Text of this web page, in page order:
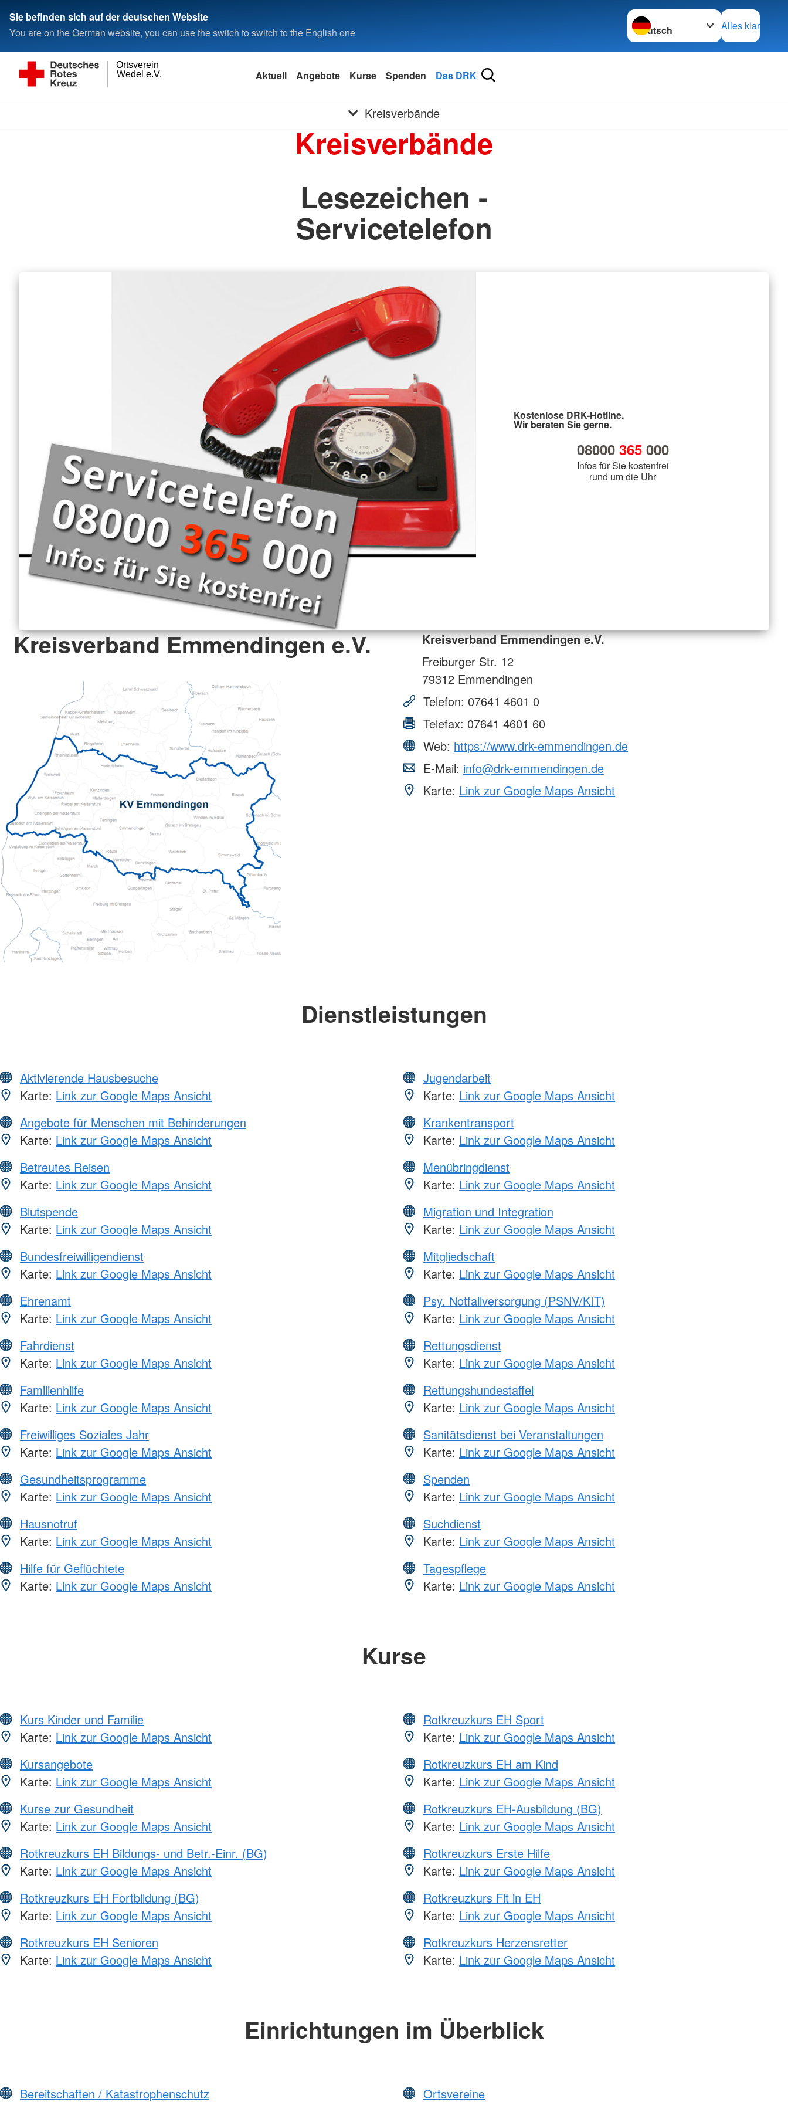
Sie befinden sich auf der deutschen Website
You are on the German website, you can use the switch to switch to the English one
Sprache wechseln zu
Alles klar
Wedel e.V.
Ortsverein
Aktuell Angebote Kurse Spenden Das DRK
Kreisverbände
Kreisverbände
Lesezeichen -
Servicetelefon
Kostenlose DRK-Hotline.
Wir beraten Sie gerne.
08000 365000
Infos für Sie kostenfrei
rund um die Uhr
Kreisverband Emmendingen e.V.
Kreisverband Emmendingen e.V.
Freiburger Str. 12
79312 Emmendingen
Telefon: 07641 4601 0
Telefax: 07641 4601 60
Web: https://www.drk-emmendingen.de
E-Mail: info@drk-emmendingen.de
Karte: Link zur Google Maps Ansicht
Dienstleistungen
Aktivierende Hausbesuche
Karte: Link zur Google Maps Ansicht
Angebote für Menschen mit Behinderungen
Karte: Link zur Google Maps Ansicht
Betreutes Reisen
Karte: Link zur Google Maps Ansicht
Blutspende
Karte: Link zur Google Maps Ansicht
Bundesfreiwilligendienst
Karte: Link zur Google Maps Ansicht
Ehrenamt
Karte: Link zur Google Maps Ansicht
Fahrdienst
Karte: Link zur Google Maps Ansicht
Familienhilfe
Karte: Link zur Google Maps Ansicht
Freiwilliges Soziales Jahr
Karte: Link zur Google Maps Ansicht
Gesundheitsprogramme
Karte: Link zur Google Maps Ansicht
Hausnotruf
Karte: Link zur Google Maps Ansicht
Hilfe für Geflüchtete
Karte: Link zur Google Maps Ansicht
Jugendarbeit
Karte: Link zur Google Maps Ansicht
Krankentransport
Karte: Link zur Google Maps Ansicht
Menübringdienst
Karte: Link zur Google Maps Ansicht
Migration und Integration
Karte: Link zur Google Maps Ansicht
Mitgliedschaft
Karte: Link zur Google Maps Ansicht
Psy. Notfallversorgung (PSNV/KIT)
Karte: Link zur Google Maps Ansicht
Rettungsdienst
Karte: Link zur Google Maps Ansicht
Rettungshundestaffel
Karte: Link zur Google Maps Ansicht
Sanitätsdienst bei Veranstaltungen
Karte: Link zur Google Maps Ansicht
Spenden
Karte: Link zur Google Maps Ansicht
Suchdienst
Karte: Link zur Google Maps Ansicht
Tagespflege
Karte: Link zur Google Maps Ansicht
Kurse
Kurs Kinder und Familie
Karte: Link zur Google Maps Ansicht
Kursangebote
Karte: Link zur Google Maps Ansicht
Kurse zur Gesundheit
Karte: Link zur Google Maps Ansicht
Rotkreuzkurs EH Bildungs- und Betr.-Einr. (BG)
Karte: Link zur Google Maps Ansicht
Rotkreuzkurs EH Fortbildung (BG)
Karte: Link zur Google Maps Ansicht
Rotkreuzkurs EH Senioren
Karte: Link zur Google Maps Ansicht
Rotkreuzkurs EH Sport
Karte: Link zur Google Maps Ansicht
Rotkreuzkurs EH am Kind
Karte: Link zur Google Maps Ansicht
Rotkreuzkurs EH-Ausbildung (BG)
Karte: Link zur Google Maps Ansicht
Rotkreuzkurs Erste Hilfe
Karte: Link zur Google Maps Ansicht
Rotkreuzkurs Fit in EH
Karte: Link zur Google Maps Ansicht
Rotkreuzkurs Herzensretter
Karte: Link zur Google Maps Ansicht
Einrichtungen im Überblick
Bereitschaften / Katastrophenschutz Ortsvereine